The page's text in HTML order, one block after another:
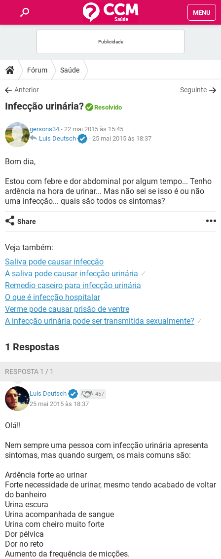
MENU
FÓRUM
SAÚDE
FAMÍLIA
NUTRIÇÃO
BEM-ESTAR
SEXUALIDADE
GLOSSÁRIO
Fórum Saúde
Anterior Seguinte
Infecção urinária? Resolvido
gersons34 - 22 mai 2015 às 15:45
Luis Deutsch
- 25 mai 2015 às 18:37
Bom dia,
Estou com febre e dor abdominal por algum tempo... Tenho
ardência na hora de urinar... Mas não sei se isso é ou não
uma infecção... quais são todos os sintomas?
Share
Veja também:
Saliva pode causar infecção
A saliva pode causar infecção urinária ✓
Remedio caseiro para infecção urinária
O que é infecção hospitalar
Verme pode causar prisão de ventre
A infecção urinária pode ser transmitida sexualmente? ✓
1 Respostas
RESPOSTA 1 / 1
Luis Deutsch 457
25 mai 2015 às 18:37
Olá!!
Nem sempre uma pessoa com infecção urinária apresenta
sintomas, mas quando surgem, os mais comuns são:
Ardência forte ao urinar
Forte necessidade de urinar, mesmo tendo acabado de voltar
do banheiro
Urina escura
Urina acompanhada de sangue
Urina com cheiro muito forte
Dor pélvica
Dor no reto
Aumento da frequência de micções.